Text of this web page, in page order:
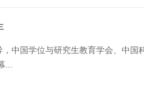
中国学位与研究生教育学会、中国